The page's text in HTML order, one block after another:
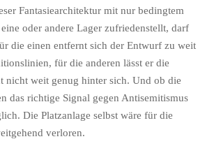
Fantasiearchitektur mit nur bedingtem
oder andere Lager zufriedenstellt, darf
die einen entfernt sich der Entwurf zu weit
für die anderen lässt er die
nicht weit genug hinter sich. Und ob die
das richtige Signal gegen Antisemitismus
Die Platzanlage selbst wäre für die
verloren.